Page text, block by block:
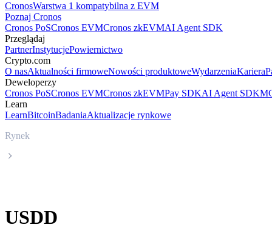
CronosWarstwa 1 kompatybilna z EVM
Poznaj Cronos
Cronos PoSCronos EVMCronos zkEVMAI Agent SDK
Przeglądaj
PartnerInstytucjePowiernictwo
Crypto.com
O nasAktualności firmoweNowości produktoweWydarzeniaKariera
Deweloperzy
Cronos PoSCronos EVMCronos zkEVMPay SDKAI Agent SDK
Learn
LearnBitcoinBadaniaAktualizacje rynkowe
Rynek
USDD